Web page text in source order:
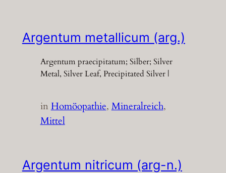
Argentum metallicum (arg.)
Argentum praecipitatum; Silber; Silver
Metal, Silver Leaf, Precipitated Silver |
inHomöopathie, Mineralreich
Mittel
Argentum nitricum (arg-n.)